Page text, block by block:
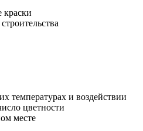
краски
температурах и воздействии
цветности
месте